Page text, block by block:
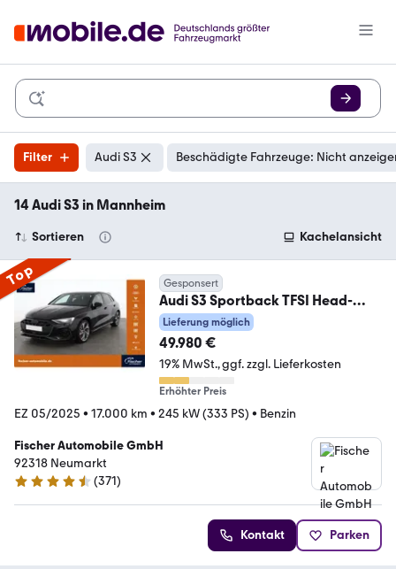
Filter Audi S3 Beschädigte Fahrzeuge: Nicht
14 Audi S3 in Mannheim
Sortieren Kachelansicht
Top Gesponsert
Audi S3 Sportback TFSI Head-
up/VCP/LED/NAV/SONOS
Lieferung möglich
49.980 €
19% MwSt. ggf. zzgl. Lieferkosten
Erhöhter Preis
EZ 05/2025 • 17.000 km • 245 kW (333 PS) • Benzin
Fischer Automobile GmbH
92318 Neumarkt
4.7 Sterne
(371)
Kontakt Parken